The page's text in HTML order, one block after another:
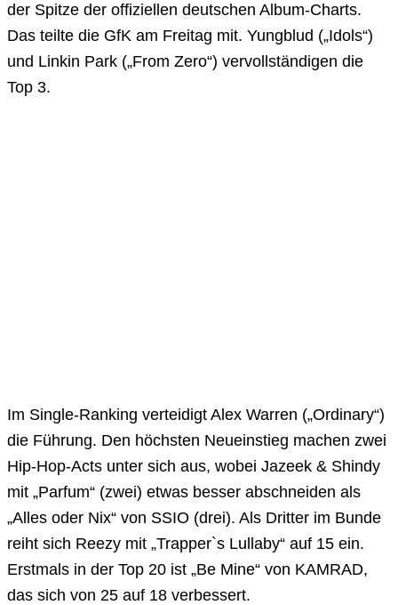
der Spitze der offiziellen deutschen Album-Charts.
Das teilte die GfK am Freitag mit. Yungblud („Idols“)
und Linkin Park („From Zero“) vervollständigen die
Top 3.
Im Single-Ranking verteidigt Alex Warren („Ordinary“)
die Führung. Den höchsten Neueinstieg machen zwei
Hip-Hop-Acts unter sich aus, wobei Jazeek & Shindy
mit „Parfum“ (zwei) etwas besser abschneiden als
„Alles oder Nix“ von SSIO (drei). Als Dritter im Bunde
reiht sich Reezy mit „Trapper`s Lullaby“ auf 15 ein.
Erstmals in der Top 20 ist „Be Mine“ von KAMRAD,
das sich von 25 auf 18 verbessert.